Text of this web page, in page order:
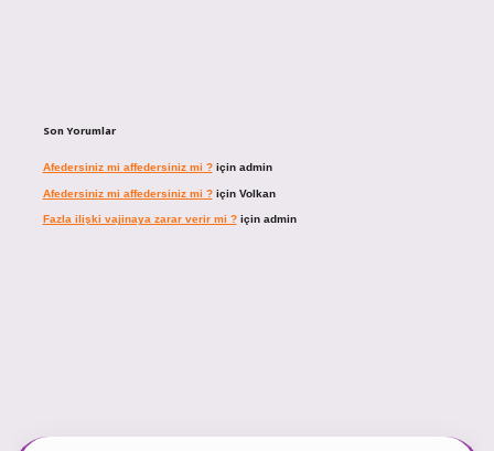
Son Yorumlar
Afedersiniz mi affedersiniz mi ?için admin
Afedersiniz mi affedersiniz mi ?için Volkan
Fazla ilişki vajinaya zarar verir mi ?için admin